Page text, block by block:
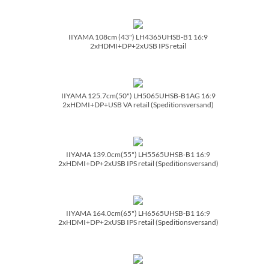
IIYAMA 108cm (43") LH4365UHSB-B1 16:9
2xHDMI+DP+2xUSB IPS retail
IIYAMA 125.7cm(50") LH5065UHSB-B1AG 16:9
2xHDMI+DP+USB VA retail (Speditionsversand)
IIYAMA 139.0cm(55") LH5565UHSB-B1 16:9
2xHDMI+DP+2xUSB IPS retail (Speditionsversand)
IIYAMA 164.0cm(65") LH6565UHSB-B1 16:9
2xHDMI+DP+2xUSB IPS retail (Speditionsversand)